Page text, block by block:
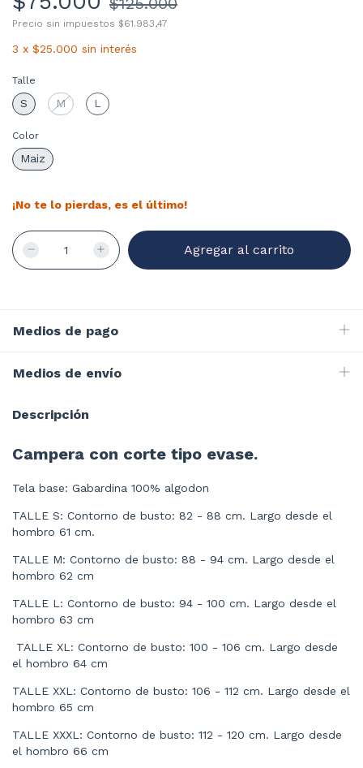
Precio sin impuestos $61.983,47
3 x $25.000 sin interés
Talle
S M L
Color
Maiz
¡No te lo pierdas, es el último!
Medios de pago
Medios de envío
Descripción
Campera con corte tipo evase.
Tela base: Gabardina 100% algodon
TALLE S: Contorno de busto: 82 - 88 cm. Largo desde el
hombro 61 cm.
TALLE M: Contorno de busto: 88 - 94 cm. Largo desde el
hombro 62 cm
TALLE L: Contorno de busto: 94 - 100 cm. Largo desde el
hombro 63 cm
TALLE XL: Contorno de busto: 100 - 106 cm. Largo desde
el hombro 64 cm
TALLE XXL: Contorno de busto: 106 - 112 cm. Largo desde el
hombro 65 cm
TALLE XXXL: Contorno de busto: 112 - 120 cm. Largo desde
el hombro 66 cm